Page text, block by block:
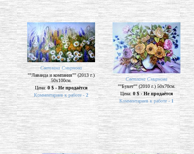
Светлана Смирнова
""Лаванда и компания"" (2013 г.)
50х100см.
Цена:0 $ - Не продаётся
Комментариев к работе - 2
Светлана Смирнова
""Букет"" (2010 г.) 50х70см.
Цена: 0 $ - Не продаётся
Комментариев к работе - 1